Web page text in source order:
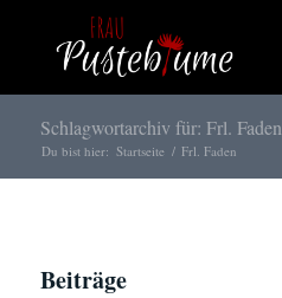
Schlagwortarchiv für: Frl. Faden
Du bist hier: Startseite / Frl. Faden
Beiträge